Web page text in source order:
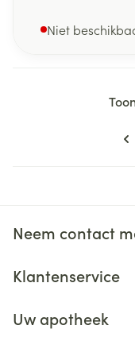
Niet
Neem contact
Klantenservice
Uw apotheek